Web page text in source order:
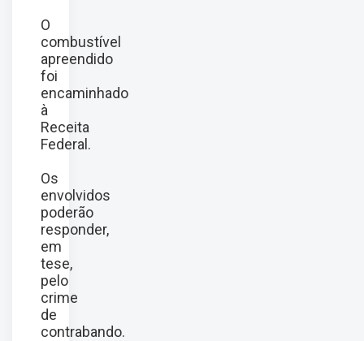
O
combustível
apreendido
foi
encaminhado
à
Receita
Federal.
Os
envolvidos
poderão
responder,
em
tese,
pelo
crime
de
contrabando.